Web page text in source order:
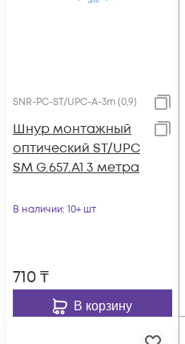
SNR-PC-ST/UPC-A-3m (0,9)
Шнур монтажный
оптический ST/UPC
SM G.657.A1 3 метра
В наличии: 10+ шт
710₸
В корзину